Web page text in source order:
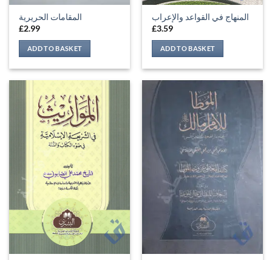
المقامات الحريرية
£2.99
ADD TO BASKET
المنهاج في القواعد والإعراب
£3.59
ADD TO BASKET